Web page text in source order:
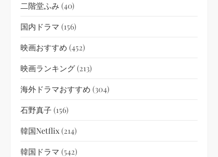
二階堂ふみ (40)
国内ドラマ (156)
映画おすすめ (452)
映画ランキング(213)
海外ドラマおすすめ (304)
石野真子 (156)
韓国netflix(214)
韓国ドラマ (542)